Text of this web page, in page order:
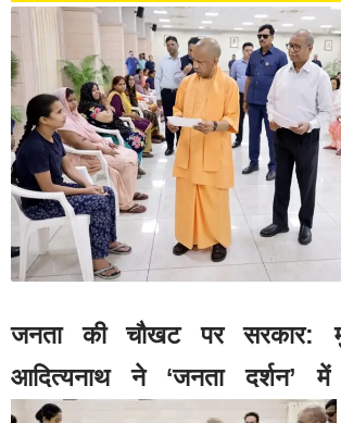
जनता की चौखट पर सरकार:
आदित्यनाथ ने ‘जनता दर्शन’ में